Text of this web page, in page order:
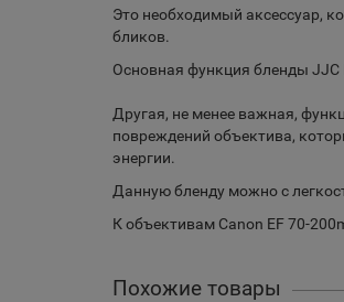
Это необходимый аксессуар,
бликов.
Основная функция бленды JJC
Другая, не менее важная,
повреждений объектива,
энергии.
Данную бленду можно с
К объективам Canon EF 70-
Похожие товары